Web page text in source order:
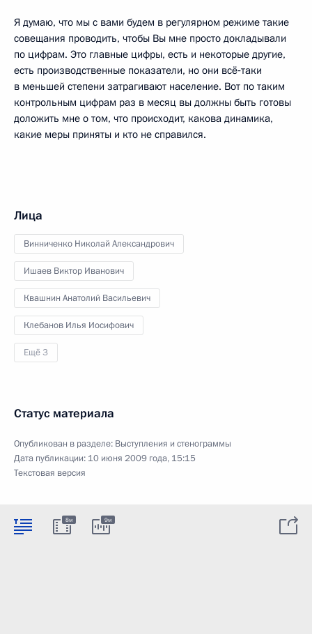
Я думаю, что мы с вами будем в регулярном режиме такие
совещания проводить, чтобы Вы мне просто докладывали
по цифрам. Это главные цифры, есть и некоторые другие,
есть производственные показатели, но они всё‑таки
в меньшей степени затрагивают население. Вот по таким
контрольным цифрам раз в месяц вы должны быть готовы
доложить мне о том, что происходит, какова динамика,
какие меры приняты и кто не справился.
Лица
Винниченко Николай Александрович
Ишаев Виктор Иванович
Квашнин Анатолий Васильевич
Клебанов Илья Иосифович
Ещё 3
Статус материала
Опубликован в разделе: Выступления и стенограммы
Дата публикации: 10 июня 2009 года, 15:15
Текстовая версия
8м 9м